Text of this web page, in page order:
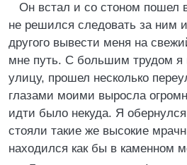
Он встал и со стоном пошел
не решился следовать за ним
другого вывести меня на
мне путь. С большим трудом я
улицу, прошел несколько
глазами моими выросла
идти было некуда. Я
стояли такие же высокие
находился как бы в каменном